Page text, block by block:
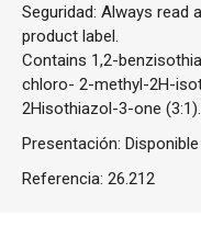
Seguridad: Always
product label.
Contains 1,2-
chloro- 2-methyl-2H-
2Hisothiazol-3-one
Presentación:
Referencia: 26.212